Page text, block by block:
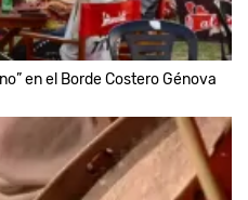
en el Borde Costero Génova